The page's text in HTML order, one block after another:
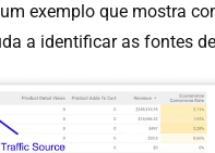
exemplo que mostra
a identificar as fontes